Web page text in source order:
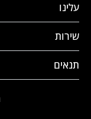
עלינו
שירות
תנאים